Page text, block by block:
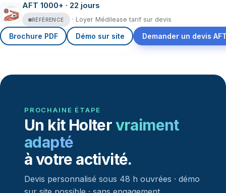
AFT 1000+ · 22 jours
RÉFÉRENCE · Loyer Médilease tarif sur devis
Brochure PDF Démo sur site Demander un devis
PROCHAINE ÉTAPE
Un kit Holtervraiment
adapté
à votre activité.
Devis personnalisé sous 48 h ouvrées · démo